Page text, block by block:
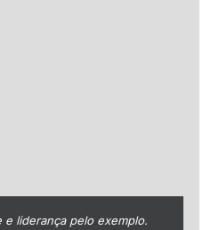
e liderança pelo exemplo.